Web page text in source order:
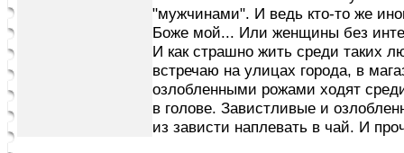
"мужчинами". И ведь кто-то же
Боже мой... Или женщины без
И как страшно жить среди таких
встречаю на улицах города, в
озлобленными рожами ходят
в голове. Завистливые и
из зависти наплевать в чай. И